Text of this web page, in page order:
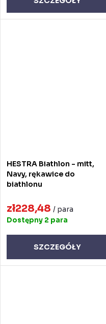
HESTRA Biathlon - mitt,
Navy, rękawice do
biathlonu
zł228,48 / para
Dostępny 2 para
SZCZEGÓŁY